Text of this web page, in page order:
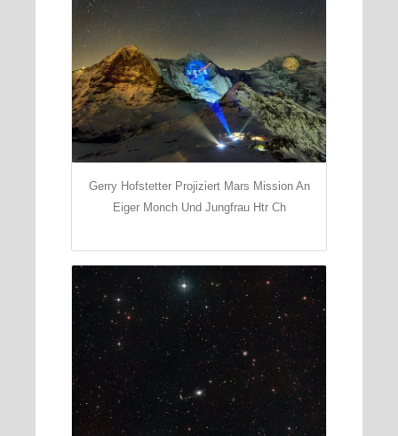
Gerry Hofstetter Projiziert Mars Mission An
Eiger Monch Und Jungfrau Htr Ch